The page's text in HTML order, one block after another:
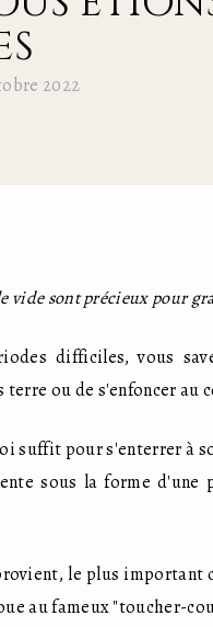
2022
vide sont précieux pour
difficiles, vous
terre ou de s'enfoncer au
suffit pour s'enterrer à
sous la forme d'une
le plus important
au fameux "toucher-